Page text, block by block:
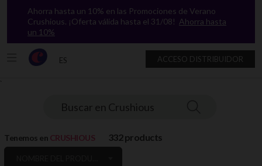
`
Ahorra hasta un 10% en las Promociones de Verano
Crushious. ¡Oferta válida hasta el 31/08! Ahorra hasta
un 10%
ES ACCESO DISTRIBUIDOR
Buscar en Crushious
Tenemos en CRUSHIOUS 332 products